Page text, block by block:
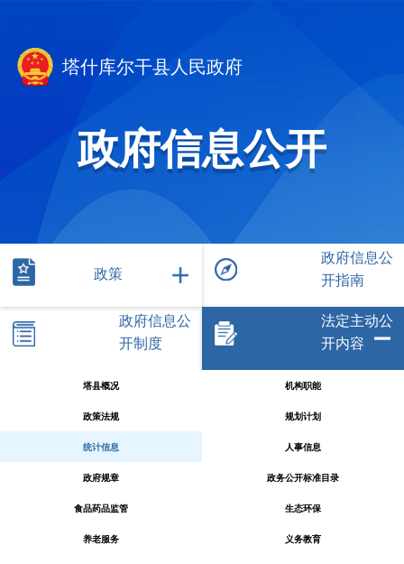
塔什库尔干县人民政府
政府信息公开
政策
政府信息公
开指南
政府信息公
开制度
法定主动公
开内容
塔县概况 机构职能
政策法规 规划计划
统计信息 人事信息
政府规章 政务公开标准目录
食品药品监管 生态环保
养老服务 义务教育